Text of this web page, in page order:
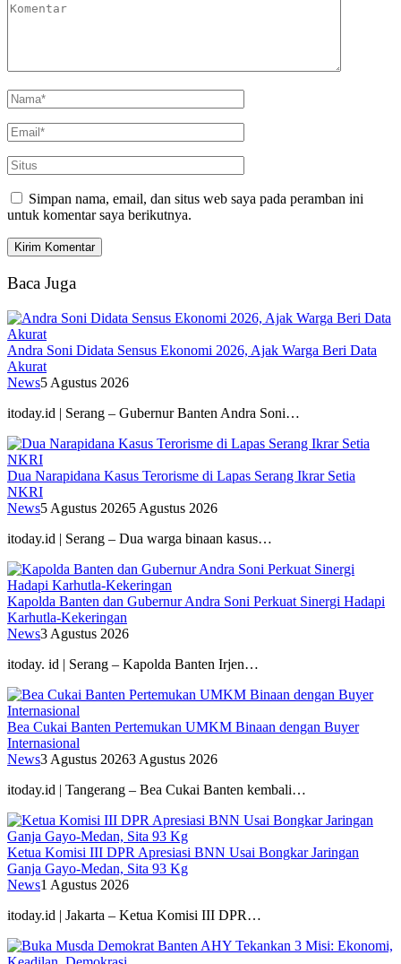
Simpan nama, email, dan situs web saya pada peramban ini
untuk komentar saya berikutnya.
Baca Juga
Andra Soni Didata Sensus Ekonomi 2026, Ajak Warga Beri Data
Akurat
News5 Agustus 2026
itoday.id | Serang – Gubernur Banten Andra Soni…
Dua Narapidana Kasus Terorisme di Lapas Serang Ikrar Setia
NKRI
News5 Agustus 20265 Agustus 2026
itoday.id | Serang – Dua warga binaan kasus…
Kapolda Banten dan Gubernur Andra Soni Perkuat Sinergi Hadapi
Karhutla-Kekeringan
News3 Agustus 2026
itoday. id | Serang – Kapolda Banten Irjen…
Bea Cukai Banten Pertemukan UMKM Binaan dengan Buyer
Internasional
News3 Agustus 20263 Agustus 2026
itoday.id | Tangerang – Bea Cukai Banten kembali…
Ketua Komisi III DPR Apresiasi BNN Usai Bongkar Jaringan
Ganja Gayo-Medan, Sita 93 Kg
News1 Agustus 2026
itoday.id | Jakarta – Ketua Komisi III DPR…